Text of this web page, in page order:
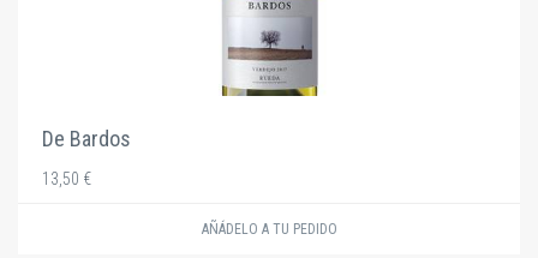
De Bardos
13,50 €
AÑÁDELO A TU PEDIDO